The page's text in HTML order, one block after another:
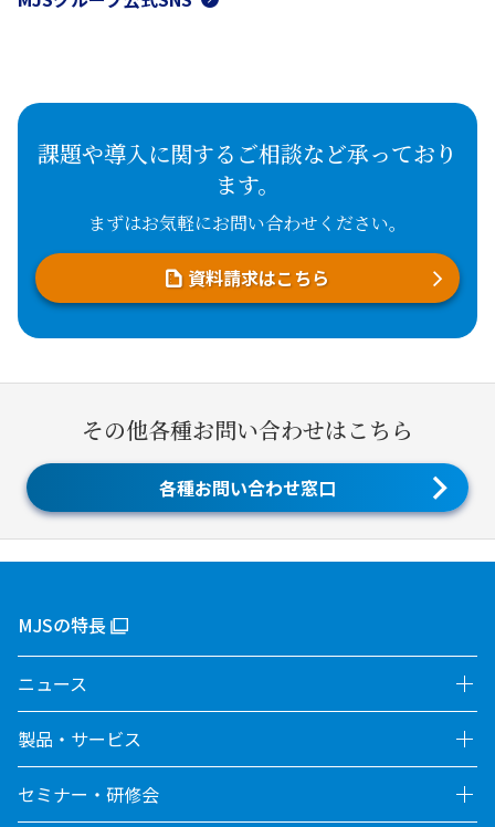
課題や導入に関するご相談など承っており
ます。
まずはお気軽にお問い合わせください。
資料請求はこちら
その他各種お問い合わせはこちら
各種お問い合わせ窓口
MJSの特長
ニュース
製品・サービス
セミナー・研修会